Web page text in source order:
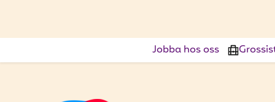
Jobba hos oss